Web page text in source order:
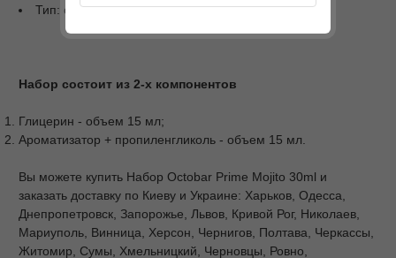
Тип: самозамес.
Набор состоит из 2-х компонентов
Глицерин - объем 15 мл;
Ароматизатор + пропиленгликоль - объем 15 мл.
Вы можете купить Набор Octobar Prime Mojito 30ml и
заказать доставку по Киеву и Украине: Харьков, Одесса,
Днепропетровск, Запорожье, Львов, Кривой Рог, Николаев,
Мариуполь, Винница, Херсон, Чернигов, Полтава, Черкассы,
Житомир, Сумы, Хмельницкий, Черновцы, Ровно,